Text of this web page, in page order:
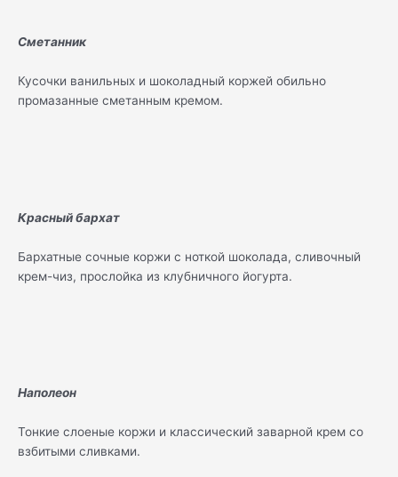
Сметанник
Кусочки ванильных и шоколадный коржей обильно
промазанные сметанным кремом.
Красный бархат
Бархатные сочные коржи с ноткой шоколада, сливочный
крем-чиз, прослойка из клубничного йогурта.
Наполеон
Тонкие слоеные коржи и классический заварной крем со
взбитыми сливками.